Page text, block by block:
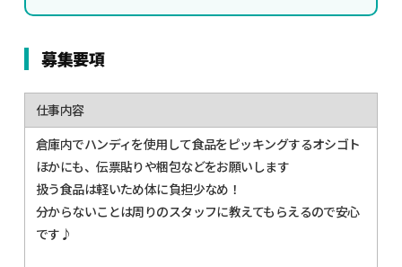
募集要項
仕事内容
倉庫内でハンディを使用して食品をピッキングするオシゴト
ほかにも、伝票貼りや梱包などをお願いします
扱う食品は軽いため体に負担少なめ！
分からないことは周りのスタッフに教えてもらえるので安心
です♪